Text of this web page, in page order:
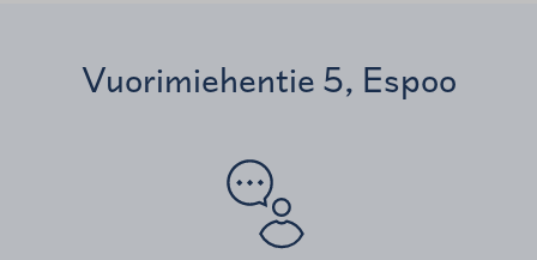
Vuorimiehentie 5, Espoo